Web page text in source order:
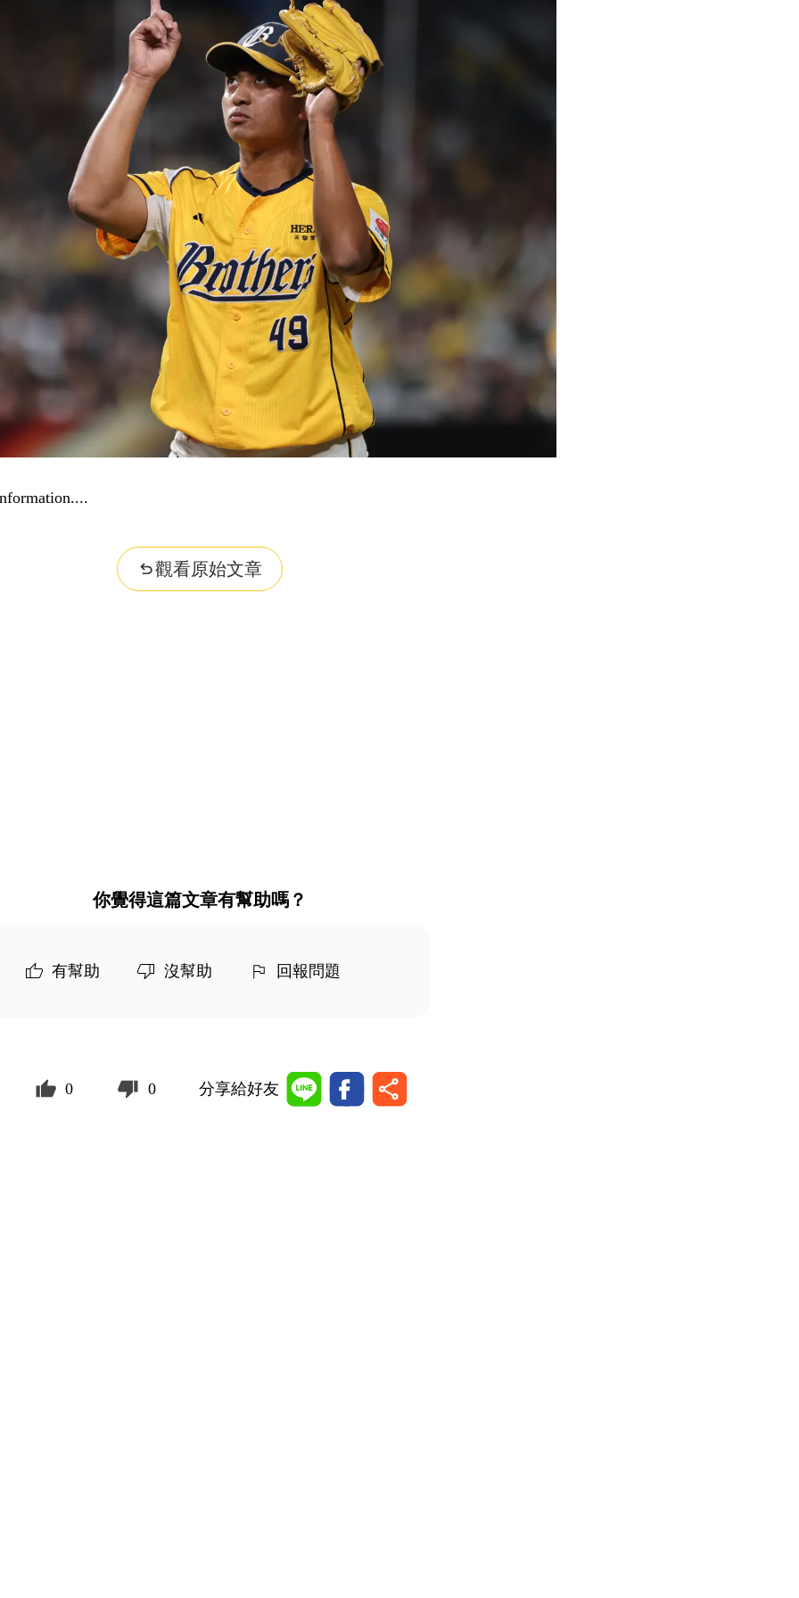
觀看原始文章
你覺得這篇文章有幫助嗎？
有幫助 沒幫助 回報問題
0 0 分享給好友